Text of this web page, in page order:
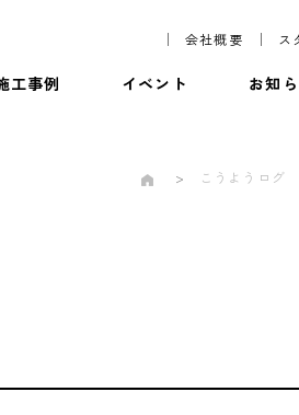
会社概要 ス
工事例 イベント お知
こうようログ